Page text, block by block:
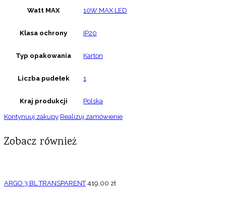
Watt MAX 10W MAX LED
Klasa ochrony IP20
Typ opakowania Karton
Liczba pudełek 1
Kraj produkcji Polska
Kontynuuj zakupy Realizuj zamówienie
Zobacz również
ARGO 3 BL TRANSPARENT 419,00 zł